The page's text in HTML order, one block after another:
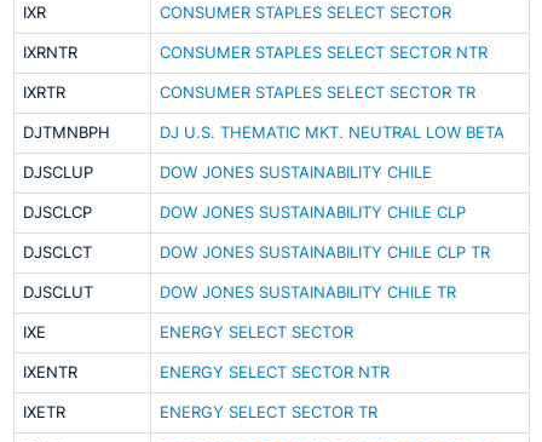
IXR CONSUMER STAPLES SELECT SECTOR
IXRNTR CONSUMER STAPLES SELECT SECTOR NTR
IXRTR CONSUMER STAPLES SELECT SECTOR TR
DJTMNBPH DJ U.S. THEMATIC MKT. NEUTRAL LOW BETA
DJSCLUP DOW JONES SUSTAINABILITY CHILE
DJSCLCP DOW JONES SUSTAINABILITY CHILE CLP
DJSCLCT DOW JONES SUSTAINABILITY CHILE CLP TR
DJSCLUT DOW JONES SUSTAINABILITY CHILE TR
IXE ENERGY SELECT SECTOR
IXENTR ENERGY SELECT SECTOR NTR
IXETR ENERGY SELECT SECTOR TR